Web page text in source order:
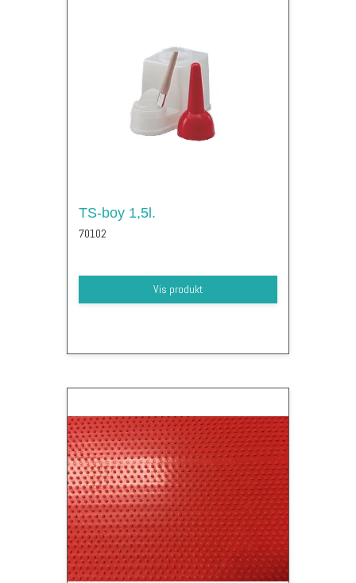
TS-boy 1,5l.
70102
Vis produkt